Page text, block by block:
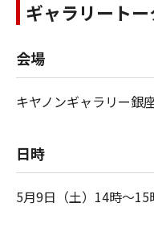
ギャラリートー
会場
キヤノンギャラリー銀
日時
5月9日（土）14時～15